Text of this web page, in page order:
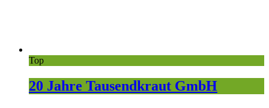
Top
20 Jahre Tausendkraut GmbH